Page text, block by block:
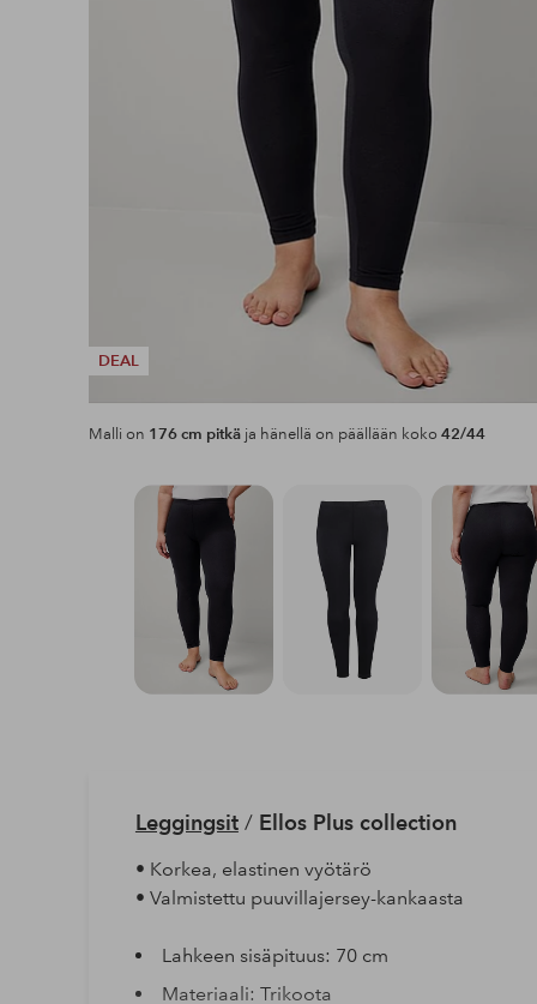
DEAL
Malli on 176 cm pitkäja hänellä on päällään koko 42/44
Leggingsit/ Ellos Plus collection
• Korkea, elastinen vyötärö
• Valmistettu puuvillajersey-kankaasta
Lahkeen sisäpituus: 70 cm
Materiaali: Trikoota